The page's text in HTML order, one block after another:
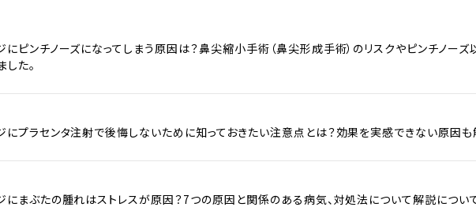
にピンチノーズになってしまう原因は？鼻尖縮小手術（鼻尖形成手術）のリスクやピンチノー
た。
にプラセンタ注射で後悔しないために知っておきたい注意点とは？効果を実感できない原因
にまぶたの腫れはストレスが原因？7つの原因と関係のある病気、対処法について解説につい